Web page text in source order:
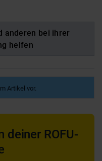
anderen bei ihrer
helfen
Artikel vor.
deiner ROFU-